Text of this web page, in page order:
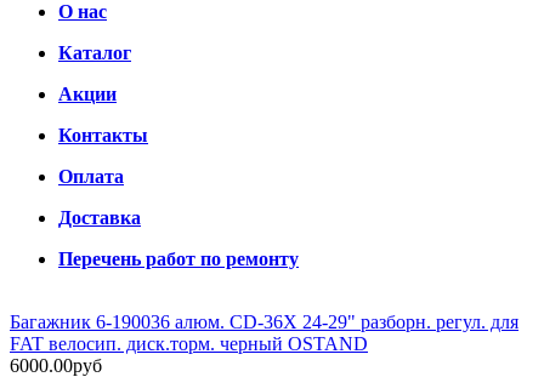
О нас
Каталог
Акции
Контакты
Оплата
Доставка
Перечень работ по ремонту
Багажник 6-190036 алюм. CD-36X 24-29" разборн. регул. для
FAT велосип. диск.торм. черный OSTAND
6000.00руб